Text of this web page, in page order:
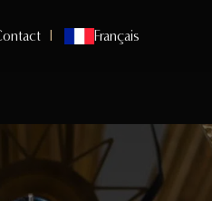
Français